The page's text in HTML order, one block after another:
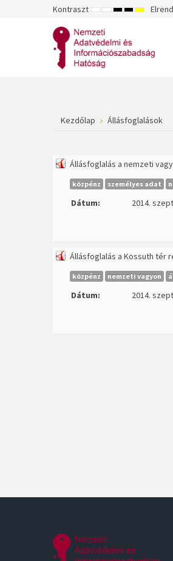
Kontraszt ALAPÉRTELMEZETT
ÉJSZAKAI
NAGY
FEHÉR
MÓD
NAGY
SÁRGA
MÓD
NAGY
MÓD
Kezdőlap Állásfoglalások
Állásfoglalás a nemzeti
közpénz személyes adat
Dátum:
2014.
Állásfoglalás a Kossuth tér
közpénz nemzeti vagyon
Dátum:
2014.